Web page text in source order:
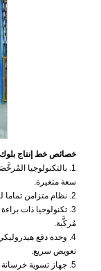
خصائص خط إنتاج بلوك
1. بالتكنولوجيا
سعة متغيرة.
2. نظام متزامن تماما لتحريك القالب نحو الأعلى و الأسفل.
3. تكنولوجيا ذات
مُركَّبة.
4. وحدة دفع
تعويض سريع.
5. جهاز تسوية خرسانة (جهاز تغذية ثاني) كاختيار.